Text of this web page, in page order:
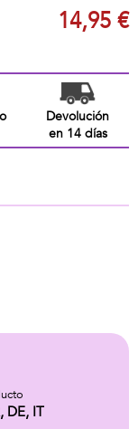
14,95 €
Devolución
en 14 días
DE, IT